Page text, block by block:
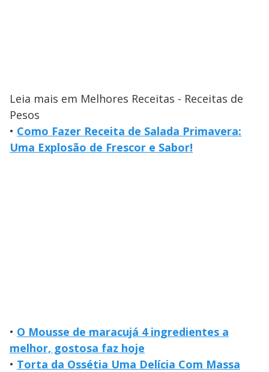
Leia mais em Melhores Receitas - Receitas de
Pesos
• Como Fazer Receita de Salada Primavera:
Uma Explosão de Frescor e Sabor!
• O Mousse de maracujá 4 ingredientes a
melhor, gostosa faz hoje
• Torta da Ossétia Uma Delícia Com Massa